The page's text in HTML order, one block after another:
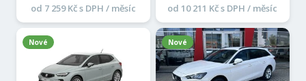
od 7 259 Kč s DPH / měsíc
od 10 211 Kč s DPH / měsíc
Nové Nové